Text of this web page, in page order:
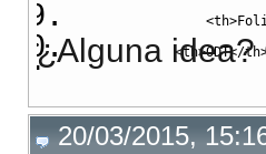
<th>ODT</th>
<th>Fecha de
<th>Folio de
¿Alguna idea?
20/03/2015,